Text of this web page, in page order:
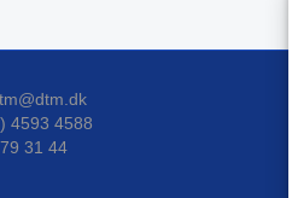
4593 4588
31 44